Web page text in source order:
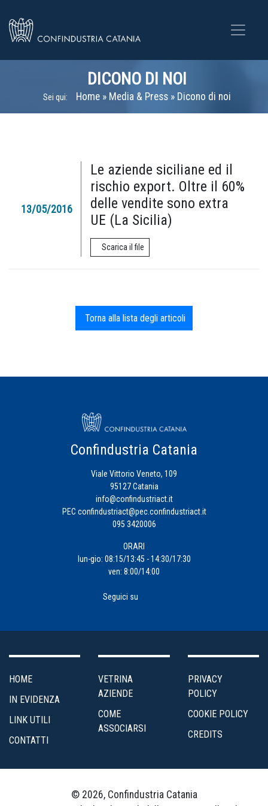
DICONO DI NOI
Sei qui: Home » Media & Press » Dicono di noi
13/05/2016
Le aziende siciliane ed il
rischio export. Oltre il 60%
delle vendite sono extra
UE (La Sicilia)
Scarica il file
Torna alla lista degli articoli
Confindustria Catania
Viale Vittorio Veneto, 109
95127 Catania
info@confindustriact.it
PEC confindustriact@pec.confindustriact.it
095 3420006
ORARI
lun-gio: 08:15/13:45 - 14:30/17:30
ven: 8:00/14:00
Seguici su
HOME
IN EVIDENZA
LINK UTILI
CONTATTI
VETRINA
AZIENDE
COME
ASSOCIARSI
PRIVACY
POLICY
COOKIE POLICY
CREDITS
© 2026, Confindustria Catania